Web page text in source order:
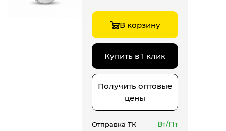
В корзину
Купить в 1 клик
Получить оптовые
цены
Отправка ТК Вт/Пт